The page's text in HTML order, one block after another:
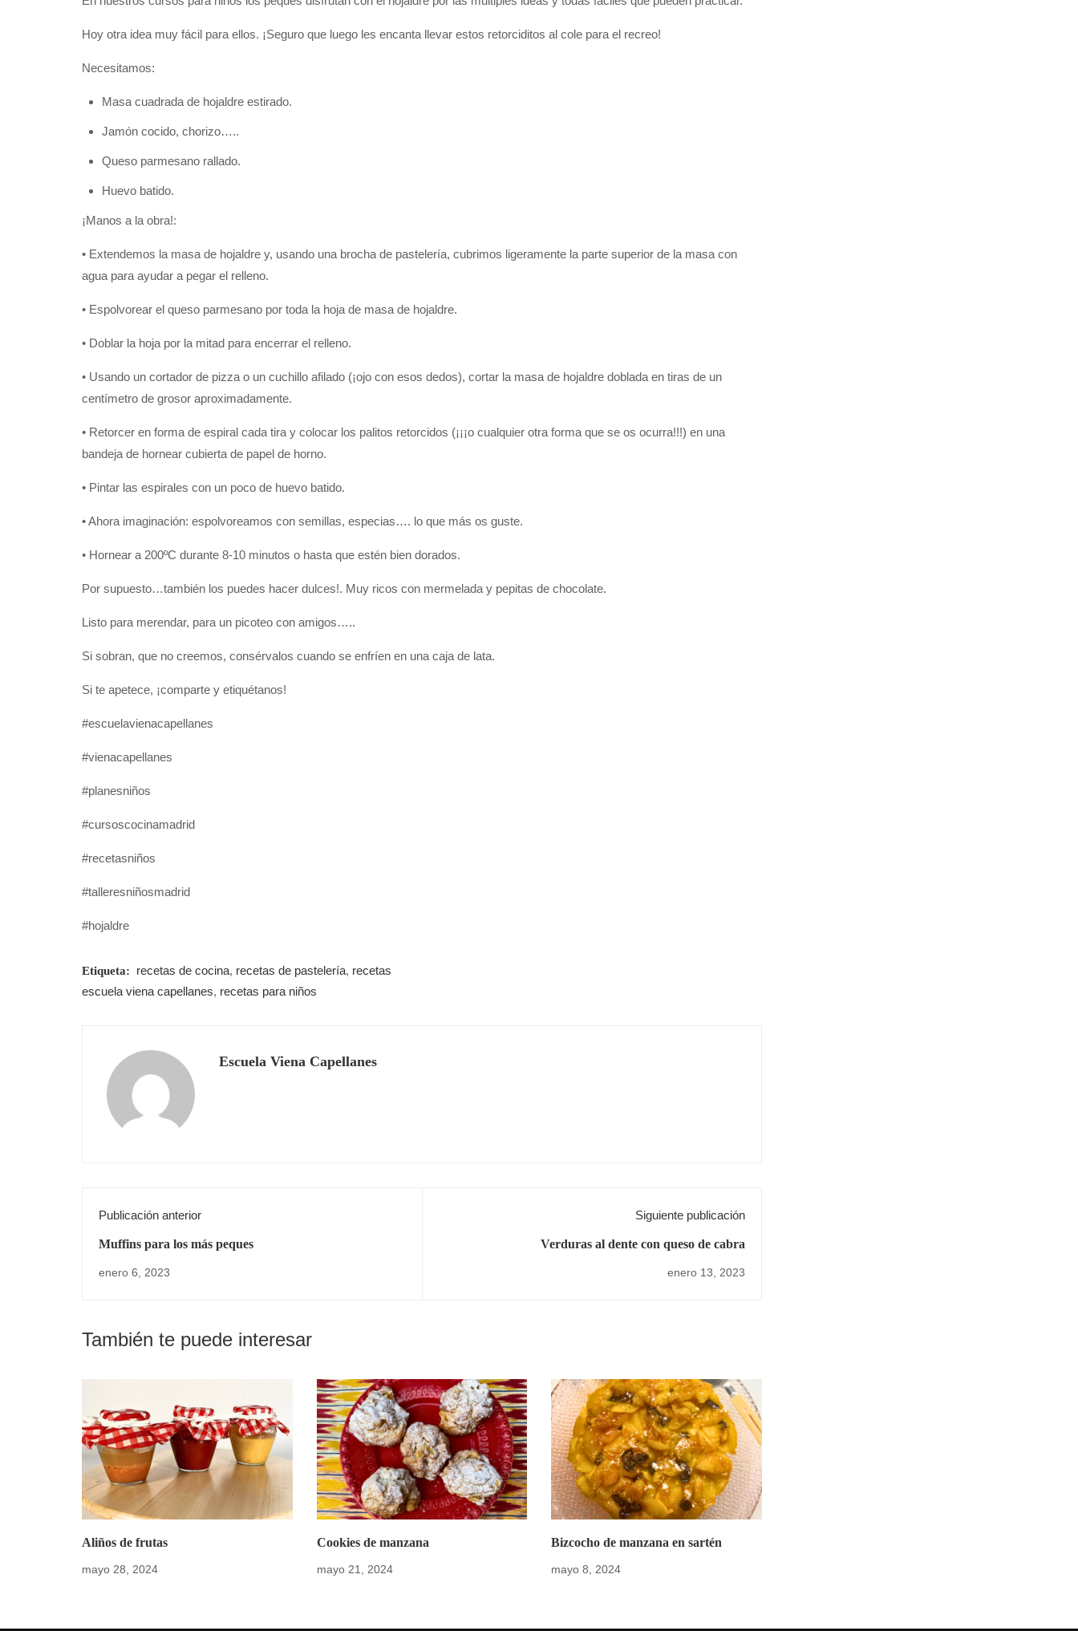
Hoy otra idea muy fácil para ellos. ¡Seguro que luego les encanta llevar estos retorciditos al cole para el recreo!
Necesitamos:
Masa cuadrada de hojaldre estirado.
Jamón cocido, chorizo…..
Queso parmesano rallado.
Huevo batido.
¡Manos a la obra!:
• Extendemos la masa de hojaldre y, usando una brocha de pastelería, cubrimos ligeramente la parte superior de la masa con
agua para ayudar a pegar el relleno.
• Espolvorear el queso parmesano por toda la hoja de masa de hojaldre.
• Doblar la hoja por la mitad para encerrar el relleno.
• Usando un cortador de pizza o un cuchillo afilado (¡ojo con esos dedos), cortar la masa de hojaldre doblada en tiras de un
centímetro de grosor aproximadamente.
• Retorcer en forma de espiral cada tira y colocar los palitos retorcidos (¡¡¡o cualquier otra forma que se os ocurra!!!) en una
bandeja de hornear cubierta de papel de horno.
• Pintar las espirales con un poco de huevo batido.
• Ahora imaginación: espolvoreamos con semillas, especias…. lo que más os guste.
• Hornear a 200ºC durante 8-10 minutos o hasta que estén bien dorados.
Por supuesto…también los puedes hacer dulces!. Muy ricos con mermelada y pepitas de chocolate.
Listo para merendar, para un picoteo con amigos…..
Si sobran, que no creemos, consérvalos cuando se enfríen en una caja de lata.
Si te apetece, ¡comparte y etiquétanos!
#escuelavienacapellanes
#vienacapellanes
#planesniños
#cursoscocinamadrid
#recetasniños
#talleresniñosmadrid
#hojaldre
Etiqueta: recetas de cocina, recetas de pastelería, recetas
escuela viena capellanes, recetas para niños
Escuela Viena Capellanes
Publicación anterior
Muffins para los más peques
enero 6, 2023
Siguiente publicación
Verduras al dente con queso de cabra
enero 13, 2023
También te puede interesar
Aliños de frutas
mayo 28, 2024
Cookies de manzana
mayo 21, 2024
Bizcocho de manzana en sartén
mayo 8, 2024